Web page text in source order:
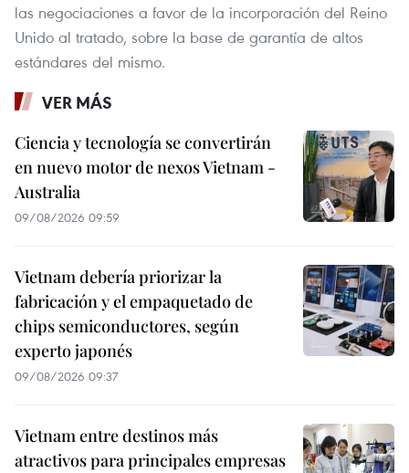
las negociaciones a favor de la incorporación del Reino
Unido al tratado, sobre la base de garantía de altos
estándares del mismo.
VER MÁS
Ciencia y tecnología se convertirán
en nuevo motor de nexos Vietnam -
Australia
09/08/2026 09:59
Vietnam debería priorizar la
fabricación y el empaquetado de
chips semiconductores, según
experto japonés
09/08/2026 09:37
Vietnam entre destinos más
atractivos para principales empresas